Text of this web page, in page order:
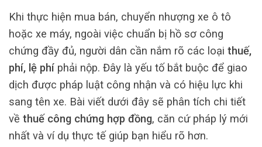
Khi thực hiện mua bán, chuyển nhượng xe ô tô
hoặc xe máy, ngoài việc chuẩn bị hồ sơ công
chứng đầy đủ, người dân cần nắm rõ các loại thuế,
phí, lệ phí phải nộp. Đây là yếu tố bắt buộc để giao
dịch được pháp luật công nhận và có hiệu lực khi
sang tên xe. Bài viết dưới đây sẽ phân tích chi tiết
về thuế công chứng hợp đồng, căn cứ pháp lý mới
nhất và ví dụ thực tế giúp bạn hiểu rõ hơn.